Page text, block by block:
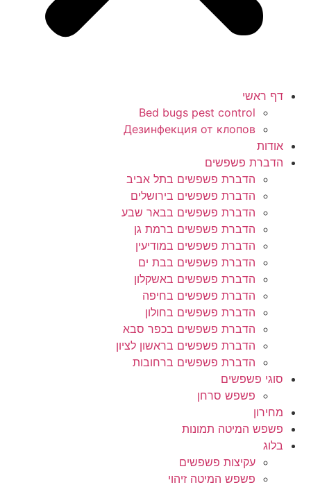
דף ראשי
Bed bugs pest control
Дезинфекция от клопов
אודות
הדברת פשפשים
הדברת פשפשים בתל אביב
הדברת פשפשים בירושלים
הדברת פשפשים בבאר שבע
הדברת פשפשים ברמת גן
הדברת פשפשים במודיעין
הדברת פשפשים בבת ים
הדברת פשפשים באשקלון
הדברת פשפשים בחיפה
הדברת פשפשים בחולון
הדברת פשפשים בכפר סבא
הדברת פשפשים בראשון לציון
הדברת פשפשים ברחובות
סוגי פשפשים
פשפש סרחן
מחירון
פשפש המיטה תמונות
בלוג
עקיצות פשפשים
פשפש המיטה זיהוי